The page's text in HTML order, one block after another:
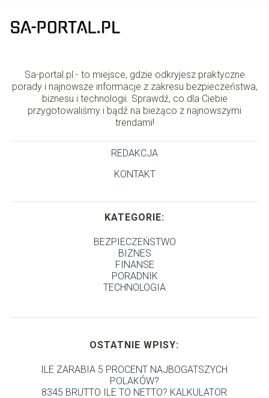
Sa-portal.pl - to miejsce, gdzie odkryjesz praktyczne
porady i najnowsze informacje z zakresu bezpieczeństwa,
biznesu i technologii. Sprawdź, co dla Ciebie
przygotowaliśmy i bądź na bieżąco z najnowszymi
trendami!
REDAKCJA
KONTAKT
KATEGORIE:
BEZPIECZEŃSTWO
BIZNES
FINANSE
PORADNIK
TECHNOLOGIA
OSTATNIE WPISY:
ILE ZARABIA 5 PROCENT NAJBOGATSZYCH
POLAKÓW?
8345 BRUTTO ILE TO NETTO? KALKULATOR